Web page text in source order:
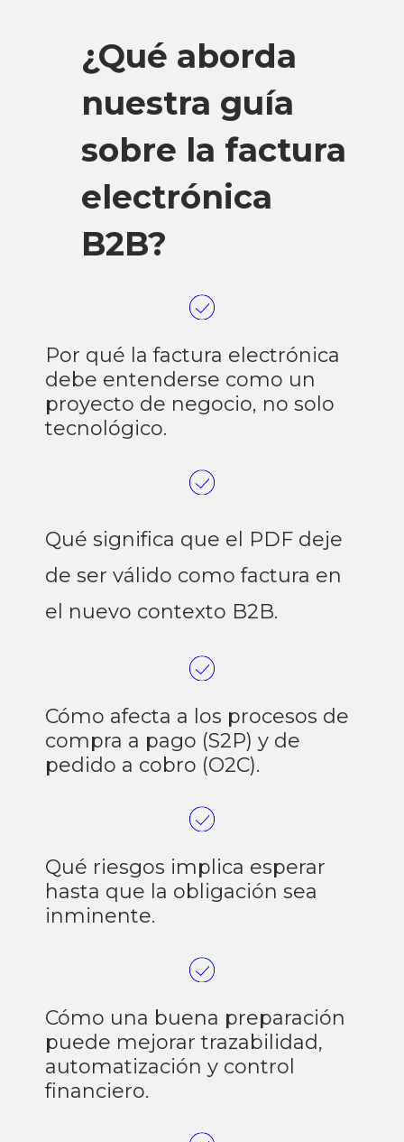
¿Qué aborda
nuestra guía
sobre la factura
electrónica
B2B?
Por qué la factura electrónica
debe entenderse como un
proyecto de negocio, no solo
tecnológico.
Qué significa que el PDF deje
de ser válido como factura en
el nuevo contexto B2B.
Cómo afecta a los procesos de
compra a pago (S2P) y de
pedido a cobro (O2C).
Qué riesgos implica esperar
hasta que la obligación sea
inminente.
Cómo una buena preparación
puede mejorar trazabilidad,
automatización y control
financiero.